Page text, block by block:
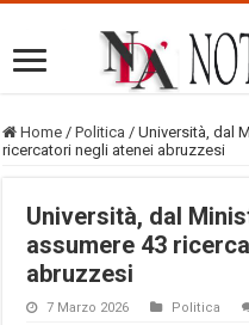
Home / Politica / Università, dal
ricercatori negli atenei abruzzesi
Università, dal
assumere 43
abruzzesi
7 Marzo 2026 Politica